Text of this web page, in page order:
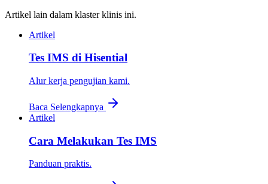
Artikel lain dalam klaster klinis ini.
Artikel
Tes IMS di Hisential
Alur kerja pengujian kami.
Baca Selengkapnya
Artikel
Cara Melakukan Tes IMS
Panduan praktis.